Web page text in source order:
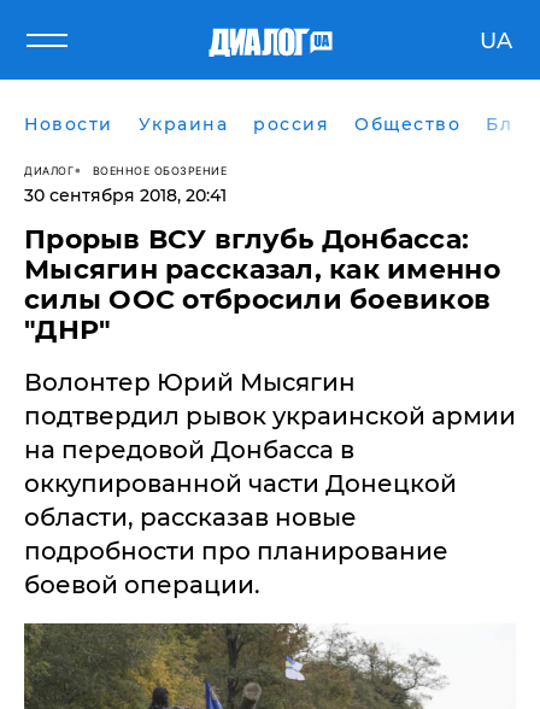
UA
Новости Украина россия Общество
ДИАЛОГ ВОЕННОЕ ОБОЗРЕНИЕ
30 сентября 2018, 20:41
Прорыв ВСУ вглубь Донбасса:
Мысягин рассказал, как именно
силы ООС отбросили боевиков
"ДНР"
​Волонтер Юрий Мысягин
подтвердил рывок украинской армии
на передовой Донбасса в
оккупированной части Донецкой
области, рассказав новые
подробности про планирование
боевой операции.